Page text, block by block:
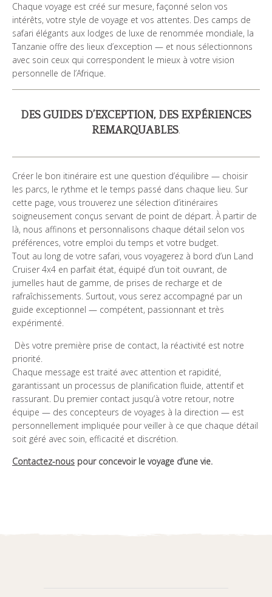
TÉMOIGNAGES
NOS GUIDES
Chaque voyage est créé sur mesure, façonné selon vos
intérêts, votre style de voyage et vos attentes. Des camps de
safari élégants aux lodges de luxe de renommée mondiale, la
Tanzanie offre des lieux d’exception — et nous sélectionnons
avec soin ceux qui correspondent le mieux à votre vision
personnelle de l’Afrique.
DES GUIDES D’EXCEPTION, DES EXPÉRIENCES
REMARQUABLES.
Créer le bon itinéraire est une question d’équilibre — choisir
les parcs, le rythme et le temps passé dans chaque lieu. Sur
cette page, vous trouverez une sélection d’itinéraires
soigneusement conçus servant de point de départ. À partir de
là, nous affinons et personnalisons chaque détail selon vos
préférences, votre emploi du temps et votre budget.
Tout au long de votre safari, vous voyagerez à bord d’un Land
Cruiser 4x4 en parfait état, équipé d’un toit ouvrant, de
jumelles haut de gamme, de prises de recharge et de
rafraîchissements. Surtout, vous serez accompagné par un
guide exceptionnel — compétent, passionnant et très
expérimenté.
Dès votre première prise de contact, la réactivité est notre
priorité.
Chaque message est traité avec attention et rapidité,
garantissant un processus de planification fluide, attentif et
rassurant. Du premier contact jusqu’à votre retour, notre
équipe — des concepteurs de voyages à la direction — est
personnellement impliquée pour veiller à ce que chaque détail
soit géré avec soin, efficacité et discrétion.
Contactez-nous pour concevoir le voyage d’une vie.